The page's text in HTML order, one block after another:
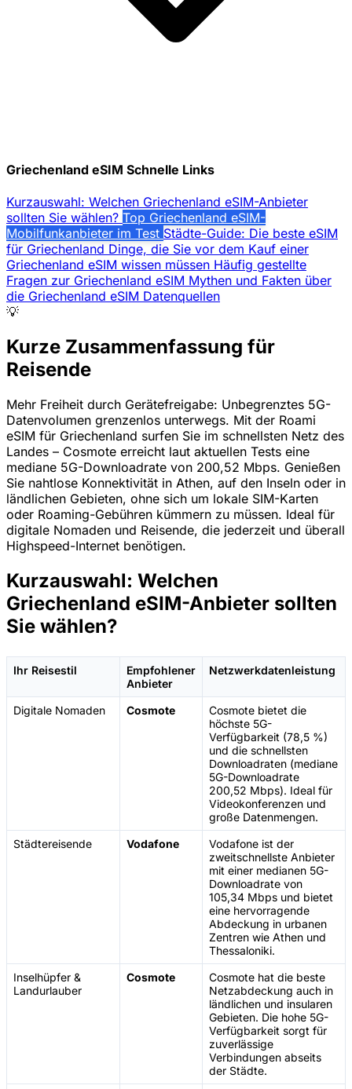
Griechenland eSIM Schnelle Links
Kurzauswahl: Welchen Griechenland eSIM-Anbieter
sollten Sie wählen? Top Griechenland eSIM-
Mobilfunkanbieter im Test Städte-Guide: Die beste eSIM
für Griechenland Dinge, die Sie vor dem Kauf einer
Griechenland eSIM wissen müssen Häufig gestellte
Fragen zur Griechenland eSIM Mythen und Fakten über
die Griechenland eSIM Datenquellen
💡
Kurze Zusammenfassung für
Reisende
Mehr Freiheit durch Gerätefreigabe: Unbegrenztes 5G-
Datenvolumen grenzenlos unterwegs. Mit der Roami
eSIM für Griechenland surfen Sie im schnellsten Netz des
Landes – Cosmote erreicht laut aktuellen Tests eine
mediane 5G-Downloadrate von 200,52 Mbps. Genießen
Sie nahtlose Konnektivität in Athen, auf den Inseln oder in
ländlichen Gebieten, ohne sich um lokale SIM-Karten
oder Roaming-Gebühren kümmern zu müssen. Ideal für
digitale Nomaden und Reisende, die jederzeit und überall
Highspeed-Internet benötigen.
Kurzauswahl: Welchen
Griechenland eSIM-Anbieter sollten
Sie wählen?
Ihr Reisestil
Empfohlener
Anbieter
Netzwerkdatenleistung
Digitale Nomaden Cosmote
Cosmote bietet die
höchste 5G-
Verfügbarkeit (78,5 %)
und die schnellsten
Downloadraten (mediane
5G-Downloadrate
200,52 Mbps). Ideal für
Videokonferenzen und
große Datenmengen.
Städtereisende
Vodafone
Vodafone ist der
zweitschnellste Anbieter
mit einer medianen 5G-
Downloadrate von
105,34 Mbps und bietet
eine hervorragende
Abdeckung in urbanen
Zentren wie Athen und
Thessaloniki.
Inselhüpfer &
Landurlauber
Cosmote
Cosmote hat die beste
Netzabdeckung auch in
ländlichen und insularen
Gebieten. Die hohe 5G-
Verfügbarkeit sorgt für
zuverlässige
Verbindungen abseits
der Städte.